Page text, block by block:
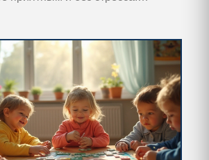
и результаты. Вы узнаете, как
атмосферу для занятий и
нагрузок.